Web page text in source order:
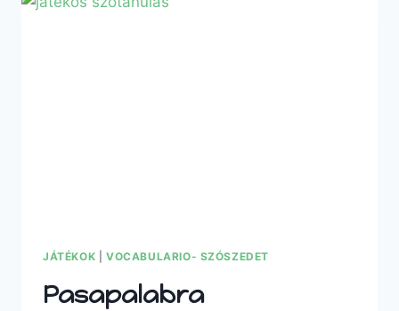
JÁTÉKOK VOCABULARIO- SZÓSZEDET
Pasapalabra